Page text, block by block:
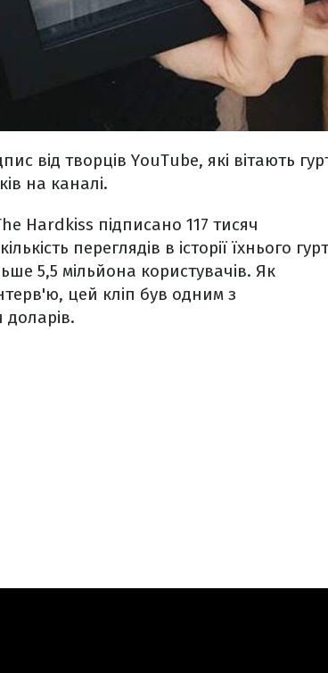
від творців YouTube, які вітають
на каналі.
Hardkiss підписано 117 тисяч
переглядів в історії їхнього
5,5 мільйона користувачів. Як
цей кліп був одним з
доларів.